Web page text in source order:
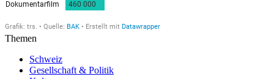
Themen
Schweiz
Gesellschaft & Politik